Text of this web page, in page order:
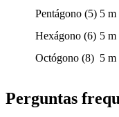
Pentágono (5) 5 m
Hexágono (6) 5 m
Octógono (8) 5 m
Perguntas